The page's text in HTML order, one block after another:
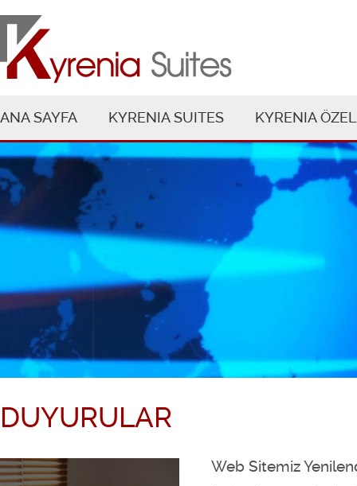
ANA SAYFA KYRENIA SUITES KYRENIA
DUYURULAR
Web Sitemiz